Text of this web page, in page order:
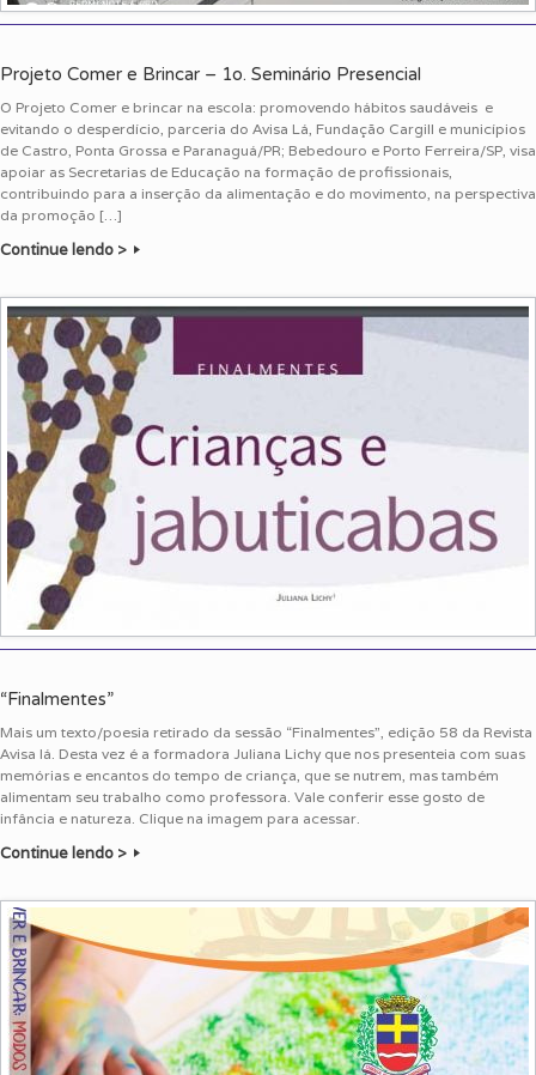
Projeto Comer e Brincar – 1o. Seminário Presencial
O Projeto Comer e brincar na escola: promovendo hábitos saudáveis e
evitando o desperdício, parceria do Avisa Lá, Fundação Cargill e municípios
de Castro, Ponta Grossa e Paranaguá/PR; Bebedouro e Porto Ferreira/SP, visa
apoiar as Secretarias de Educação na formação de profissionais,
contribuindo para a inserção da alimentação e do movimento, na perspectiva
da promoção […]
Continue lendo >
“Finalmentes”
Mais um texto/poesia retirado da sessão “Finalmentes”, edição 58 da Revista
Avisa lá. Desta vez é a formadora Juliana Lichy que nos presenteia com suas
memórias e encantos do tempo de criança, que se nutrem, mas também
alimentam seu trabalho como professora. Vale conferir esse gosto de
infância e natureza. Clique na imagem para acessar.
Continue lendo >